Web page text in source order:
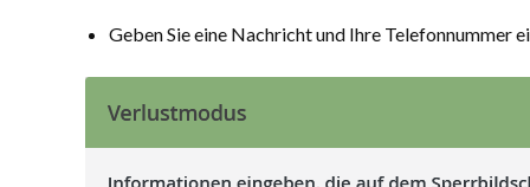
Geben Sie eine Nachricht und Ihre Telefonnummer